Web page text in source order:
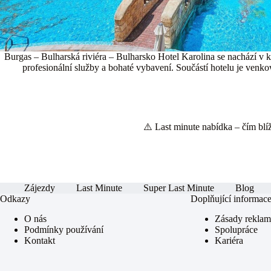
Burgas – Bulharská riviéra – Bulharsko Hotel Karolina se nachází v
profesionální služby a bohaté vybavení. Součástí hotelu je
⚠️ Last minute nabídka – čím
Zájezdy Last Minute Super Last Minute
Blog
Odkazy
O nás
Podmínky používání
Kontakt
Doplňující informace
Zásady
Spolupráce
Kariéra